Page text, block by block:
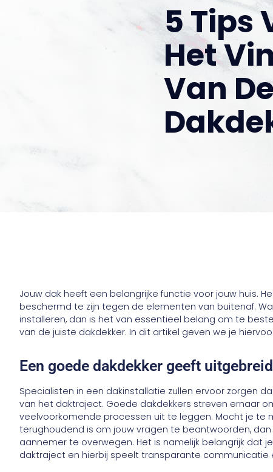
5 Tips
Het
Van
Jouw dak heeft een belangrijke functie voor jouw huis.
beschermd te zijn tegen de elementen van buitenaf.
installeren, dan is het van essentieel belang om te
van de juiste dakdekker. In dit artikel geven we je
Een goede dakdekker geeft
Specialisten in een dakinstallatie zullen ervoor zorgen
van het daktraject. Goede dakdekkers streven ernaar
veelvoorkomende processen uit te leggen. Mocht je te
terughoudend is om jouw vragen te beantwoorden,
aannemer te overwegen. Het is namelijk belangrijk dat
daktraject en hierbij speelt transparante communicatie